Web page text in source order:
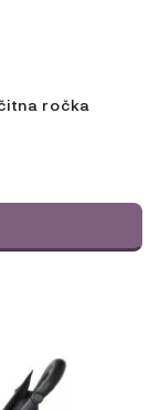
ročka